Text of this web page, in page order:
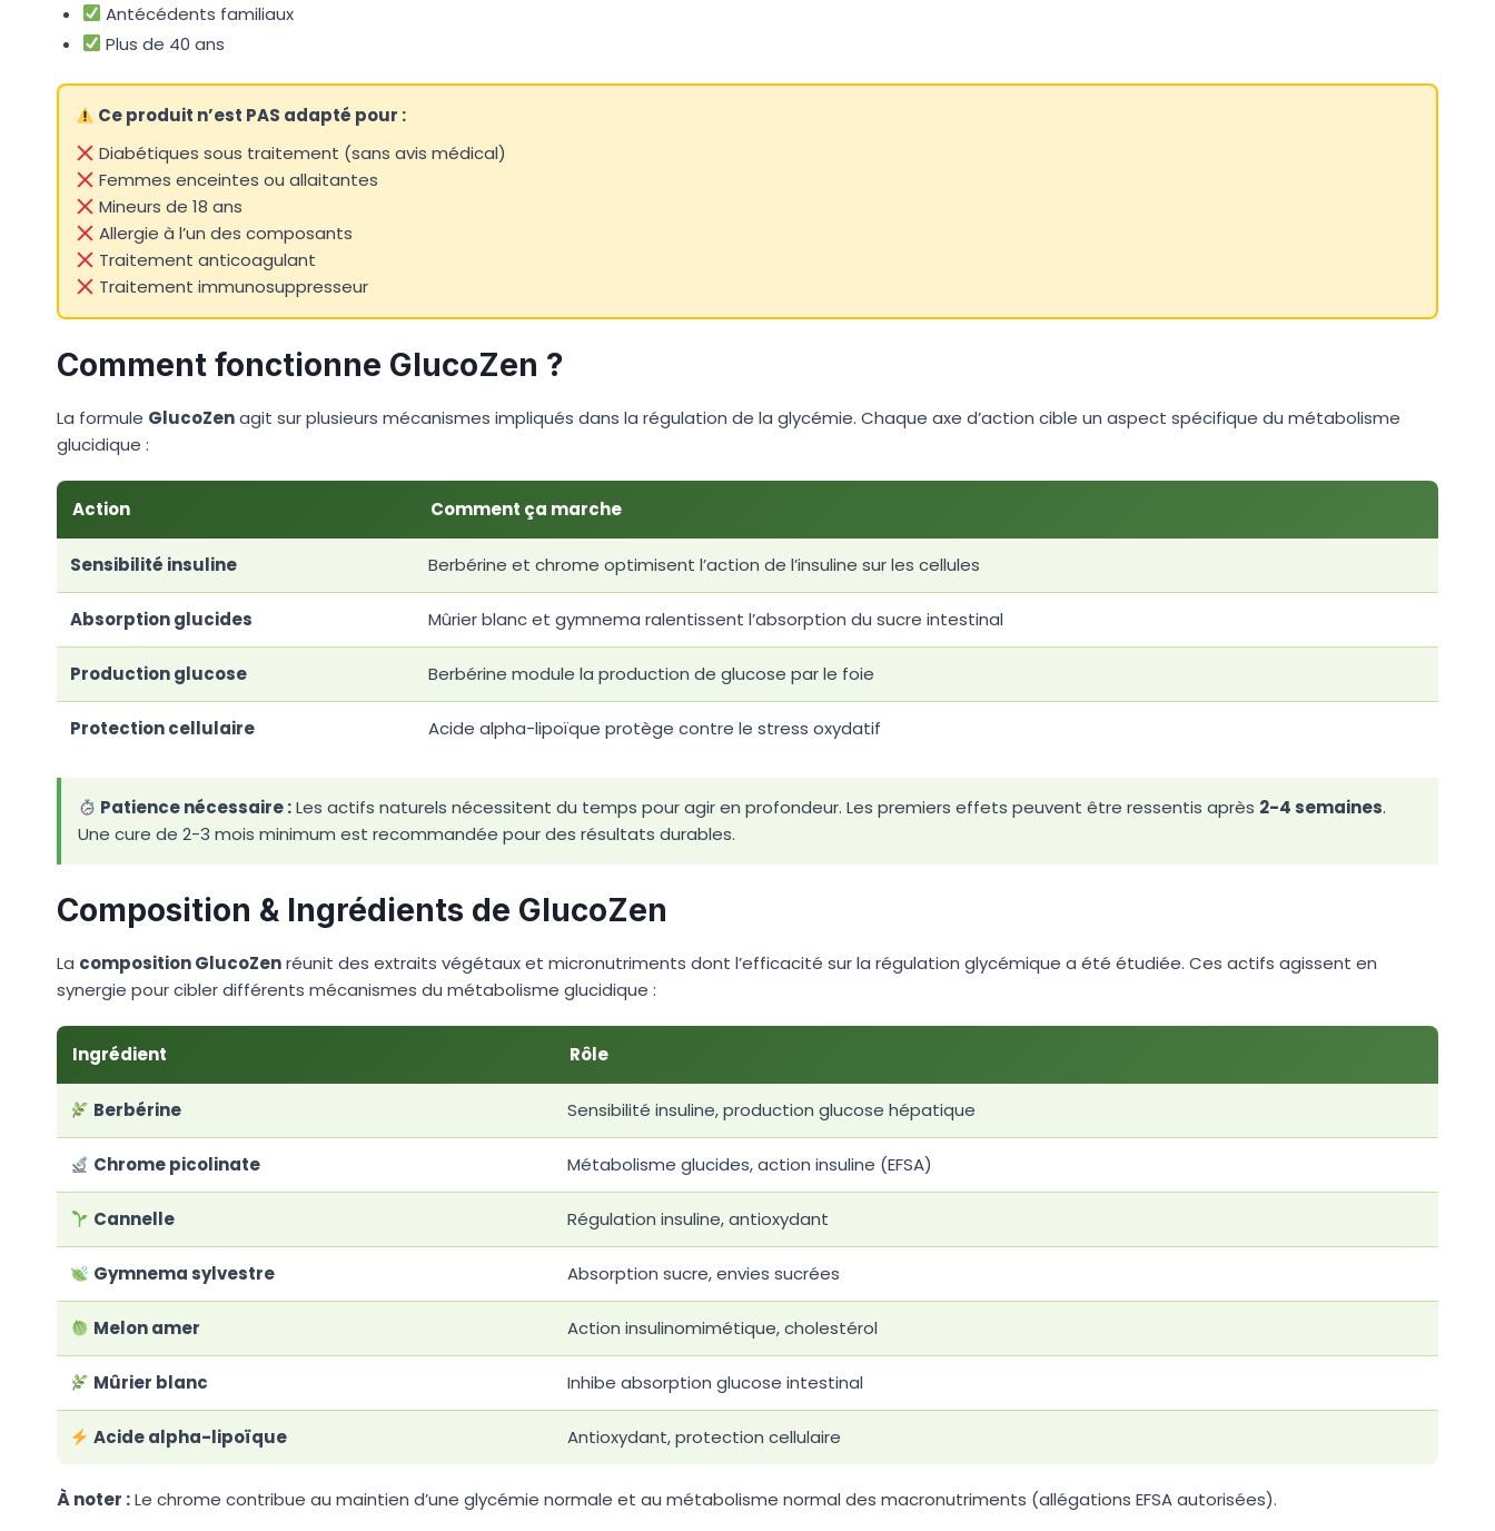
Antécédents familiaux
Plus de 40 ans
Ce produit n’est PAS adapté pour :
Diabétiques sous traitement (sans avis médical)
Femmes enceintes ou allaitantes
Mineurs de 18 ans
Allergie à l’un des composants
Traitement anticoagulant
Traitement immunosuppresseur
Comment fonctionne GlucoZen ?
La formule GlucoZenagit sur plusieurs mécanismes impliqués dans la régulation de la glycémie. Chaque axe d’action cible un aspect spécifique du métabolisme
glucidique :
Action Comment ça marche
Sensibilité insuline Berbérine et chrome optimisent l’action de l’insuline sur les cellules
Absorption glucides Mûrier blanc et gymnema ralentissent l’absorption du sucre intestinal
Production glucose Berbérine module la production de glucose par le foie
Protection cellulaire Acide alpha-lipoïque protège contre le stress oxydatif
Patience nécessaire :Les actifs naturels nécessitent du temps pour agir en profondeur. Les premiers effets peuvent être ressentis après 2-4 semaines.
Une cure de 2-3 mois minimum est recommandée pour des résultats durables.
Composition & Ingrédients de GlucoZen
La composition GlucoZenréunit des extraits végétaux et micronutriments dont l’efficacité sur la régulation glycémique a été étudiée. Ces actifs agissent en
synergie pour cibler différents mécanismes du métabolisme glucidique :
Ingrédient Rôle
Berbérine Sensibilité insuline, production glucose hépatique
Chrome picolinate Métabolisme glucides, action insuline (EFSA)
Cannelle Régulation insuline, antioxydant
Gymnema sylvestre Absorption sucre, envies sucrées
Melon amer Action insulinomimétique, cholestérol
Mûrier blanc Inhibe absorption glucose intestinal
Acide alpha-lipoïque Antioxydant, protection cellulaire
À noter :Le chrome contribue au maintien d’une glycémie normale et au métabolisme normal des macronutriments (allégations EFSA autorisées).